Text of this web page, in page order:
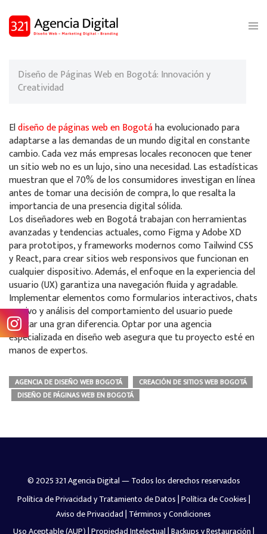
contenido
Diseño de Páginas Web en Bogotá: Innovación y
Creatividad
Eldiseño de páginas web en Bogotáha evolucionado para
adaptarse a las demandas de un mundo digital en constante
cambio. Cada vez más empresas locales reconocen que tener
un sitio web no es un lujo, sino una necesidad. Las estadísticas
muestran que el 70% de los consumidores investigan en línea
antes de tomar una decisión de compra, lo que resalta la
importancia de una presencia digital sólida.
Los diseñadores web en Bogotá trabajan con herramientas
avanzadas y tendencias actuales, como Figma y Adobe XD
para prototipos, y frameworks modernos como Tailwind CSS
y React, para crear sitios web responsivos que funcionan en
cualquier dispositivo. Además, el enfoque en la experiencia del
usuario (UX) garantiza una navegación fluida y agradable.
Implementar elementos como formularios interactivos, chats
en vivo y análisis del comportamiento del usuario puede
marcar una gran diferencia. Optar por una agencia
especializada en diseño web asegura que tu proyecto esté en
manos de expertos.
AGENCIA DE DISEÑO WEB BOGOTÁ
CREACIÓN DE SITIOS WEB BOGOTÁ
DISEÑO DE PÁGINAS WEB EN BOGOTÁ
© 2025 321 Agencia Digital — Todos los derechos reservados
Política de Privacidad y Tratamiento de Datos|Política de Cookies|
Aviso de Privacidad| Términos y Condiciones